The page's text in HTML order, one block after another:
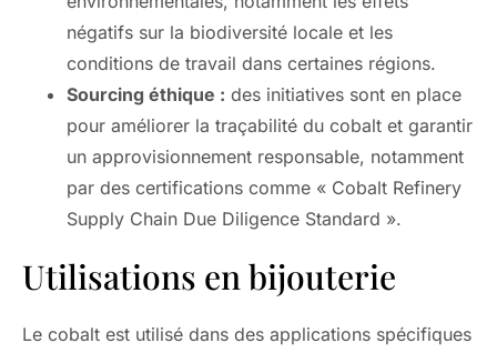
négatifs sur la biodiversité locale et les
conditions de travail dans certaines régions.
Sourcing éthique : des initiatives sont en place
pour améliorer la traçabilité du cobalt et garantir
un approvisionnement responsable, notamment
par des certifications comme « Cobalt Refinery
Supply Chain Due Diligence Standard ».
Utilisations en bijouterie
Le cobalt est utilisé dans des applications spécifiques